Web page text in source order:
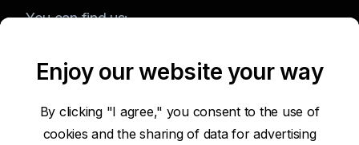
You can find us:
Terms of Use of the Website
Enjoy our website your way
By clicking "I agree," you consent to the use of
cookies and the sharing of data for advertising